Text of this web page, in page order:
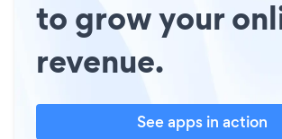
to grow your
revenue.
See apps in action